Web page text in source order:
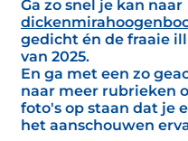
Ga zo snel je kan naar
gedicht én de fraaie
van 2025.
En ga met een zo
naar meer rubrieken
foto's op staan dat je
het aanschouwen